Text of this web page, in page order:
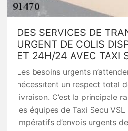
DES SERVICES DE
URGENT DE COLIS
ET 24H/24 AVEC TAXI
Les besoins urgents
nécessitent un respect total
livraison. C’est la principale
les équipes de Taxi Secu
impératifs d’envois urgents